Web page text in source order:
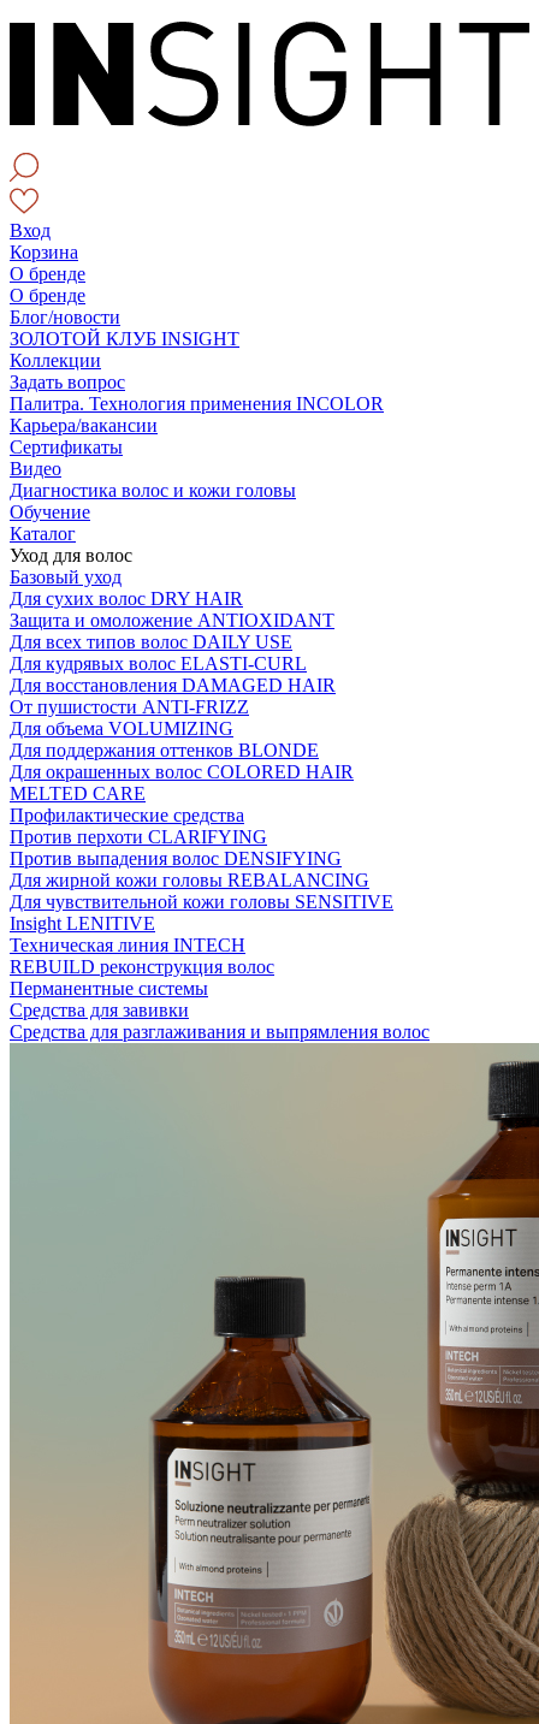
Вход
Корзина
О бренде
О бренде
Блог/новости
ЗОЛОТОЙ КЛУБ INSIGHT
Коллекции
Задать вопрос
Палитра. Технология применения INCOLOR
Карьера/вакансии
Сертификаты
Видео
Диагностика волос и кожи головы
Обучение
Каталог
Уход для волос
Базовый уход
Для сухих волос DRY HAIR
Защита и омоложение ANTIOXIDANT
Для всех типов волос DAILY USE
Для кудрявых волос ELASTI-CURL
Для восстановления DAMAGED HAIR
От пушистости ANTI-FRIZZ
Для объема VOLUMIZING
Для поддержания оттенков BLONDE
Для окрашенных волос COLORED HAIR
MELTED CARE
Профилактические средства
Против перхоти CLARIFYING
Против выпадения волос DENSIFYING
Для жирной кожи головы REBALANCING
Для чувствительной кожи головы SENSITIVE
Insight LENITIVE
Техническая линия INTECH
REBUILD реконструкция волос
Перманентные системы
Средства для завивки
Средства для разглаживания и выпрямления волос